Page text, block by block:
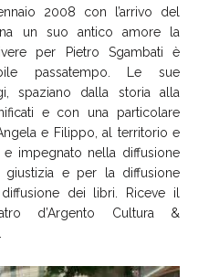
2008 con l’arrivo del
un suo antico amore la
per Pietro Sgambati è
passatempo. Le sue
spaziano dalla storia alla
e con una particolare
e Filippo , al territorio e
impegnato nella diffusione
e per la diffusione
dei libri. Riceve il
d’Argento Cultura &